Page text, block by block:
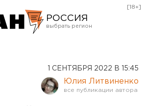
РОССИЯ
Курган
Оренбург
[18+]
1 СЕНТЯБРЯ 2022 В 15:45
Юлия Литвиненко